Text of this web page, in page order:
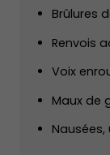
Brûlures
Renvois
Voix
Maux de